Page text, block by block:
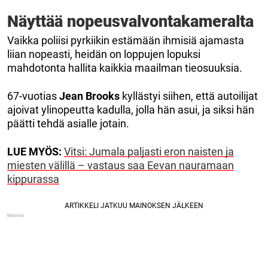
Näyttää nopeusvalvontakameralta
Vaikka poliisi pyrkiikin estämään ihmisiä ajamasta
liian nopeasti, heidän on loppujen lopuksi
mahdotonta hallita kaikkia maailman tieosuuksia.
67-vuotiasJean Brooks kyllästyi siihen, että autoilijat
ajoivat ylinopeutta kadulla, jolla hän asui, ja siksi hän
päätti tehdä asialle jotain.
LUE MYÖS: Vitsi: Jumala paljasti eron naisten ja
miesten välillä – vastaus saa Eevan nauramaan
kippurassa